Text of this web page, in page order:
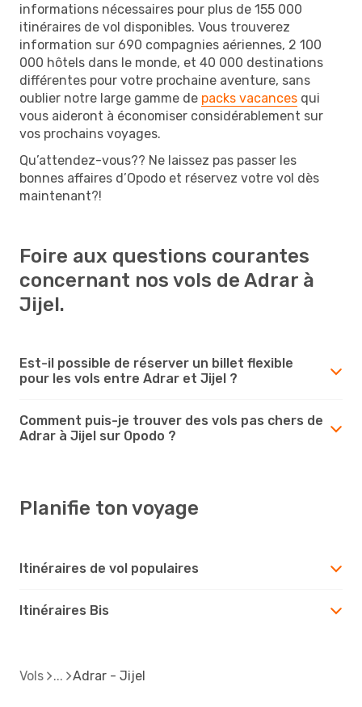
informations nécessaires pour plus de 155 000
itinéraires de vol disponibles. Vous trouverez
information sur 690 compagnies aériennes, 2 100
000 hôtels dans le monde, et 40 000 destinations
différentes pour votre prochaine aventure, sans
oublier notre large gamme de packs vacances qui
vous aideront à économiser considérablement sur
vos prochains voyages.
Qu’attendez-vous?? Ne laissez pas passer les
bonnes affaires d’Opodo et réservez votre vol dès
maintenant?!
Foire aux questions courantes
concernant nos vols de Adrar à
Jijel.
Est-il possible de réserver un billet flexible
pour les vols entre Adrar et Jijel ?
Comment puis-je trouver des vols pas chers de
Adrar à Jijel sur Opodo ?
Planifie ton voyage
Itinéraires de vol populaires
Itinéraires Bis
Vols Adrar - Jijel